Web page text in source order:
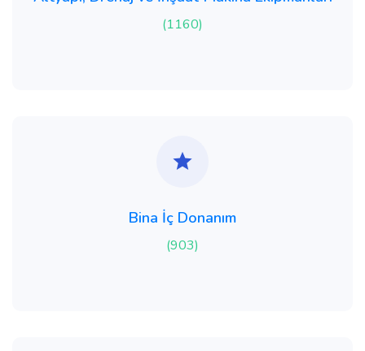
(1160)
Bina İç Donanım
(903)